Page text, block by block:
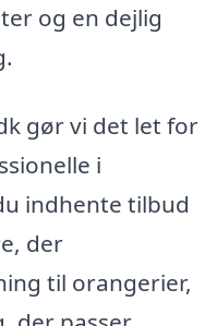
og en dejlig
gør vi det let for
i
indhente tilbud
der
til orangerier,